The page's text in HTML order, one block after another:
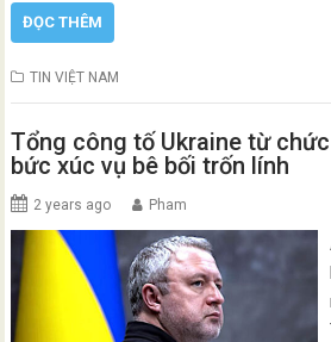
ĐỌC THÊM
TIN VIỆT NAM
Tổng công tố Ukraine từ
bức xúc vụ bê bối trốn lính
2 years ago Pham